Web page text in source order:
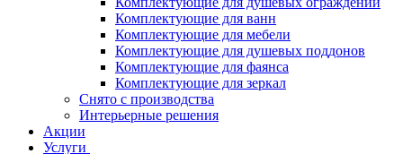
Комплектующие для ванн
Комплектующие для мебели
Комплектующие для душевых поддонов
Комплектующие для фаянса
Комплектующие для зеркал
Снято с производства
Интерьерные решения
Акции
Услуги